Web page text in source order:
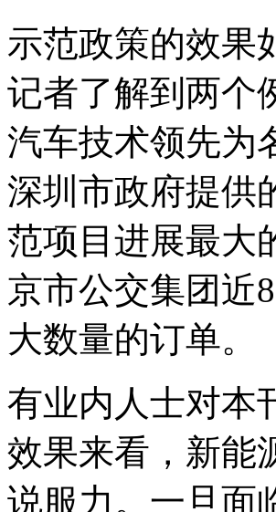
示范政策的效果
记者了解到两
汽车技术领先为
深圳市政府提供
范项目进展最大
京市公交集团近
大数量的订单。
有业内人士对本
效果来看，新能
说服力。一旦面